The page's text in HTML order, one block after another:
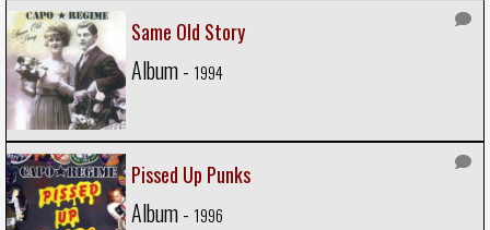
Same Old Story
Album - 1994
Pissed Up Punks
Album - 1996